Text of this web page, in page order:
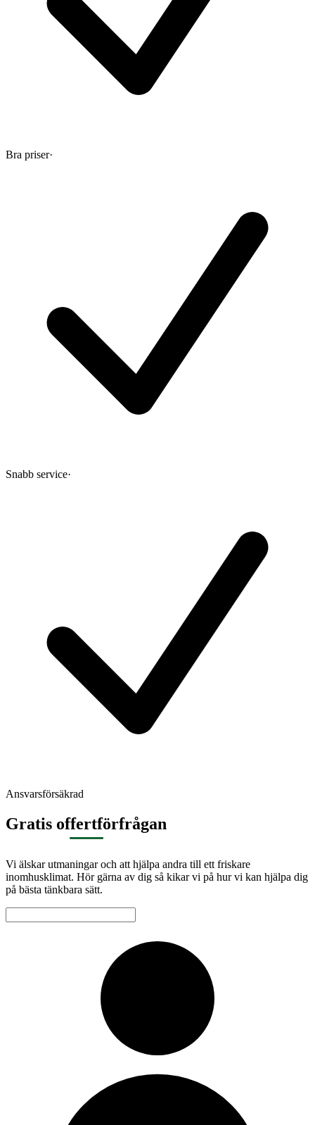
Bra priser·
Snabb service·
Ansvarsförsäkrad
Gratis offertförfrågan
Vi älskar utmaningar och att hjälpa andra till ett friskare
inomhusklimat. Hör gärna av dig så kikar vi på hur vi kan hjälpa dig
på bästa tänkbara sätt.